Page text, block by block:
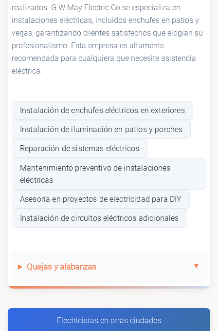
realizados. G W May Electric Co se especializa en
instalaciones eléctricas, incluidos enchufes en patios y
verjas, garantizando clientes satisfechos que elogian su
profesionalismo. Esta empresa es altamente
recomendada para cualquiera que necesite asistencia
eléctrica.
Instalación de enchufes eléctricos en exteriores
Instalación de iluminación en patios y porches
Reparación de sistemas eléctricos
Mantenimiento preventivo de instalaciones
eléctricas
Asesoría en proyectos de electricidad para DIY
Instalación de circuitos eléctricos adicionales
Quejas y alabanzas
Electricistas en otras ciudades